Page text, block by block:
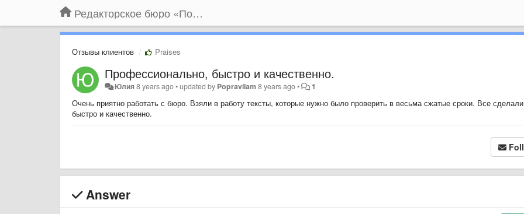
Редакторское бюро «По правилам»
Отзывы клиентов Praises
Профессионально, быстро и качественно.
Юлия8 years ago•updated by Popravilam 8 years ago• 1
Очень приятно работать с бюро. Взяли в работу тексты, которые нужно было проверить в весьма сжатые сроки. Все сделали
быстро и качественно.
Answer